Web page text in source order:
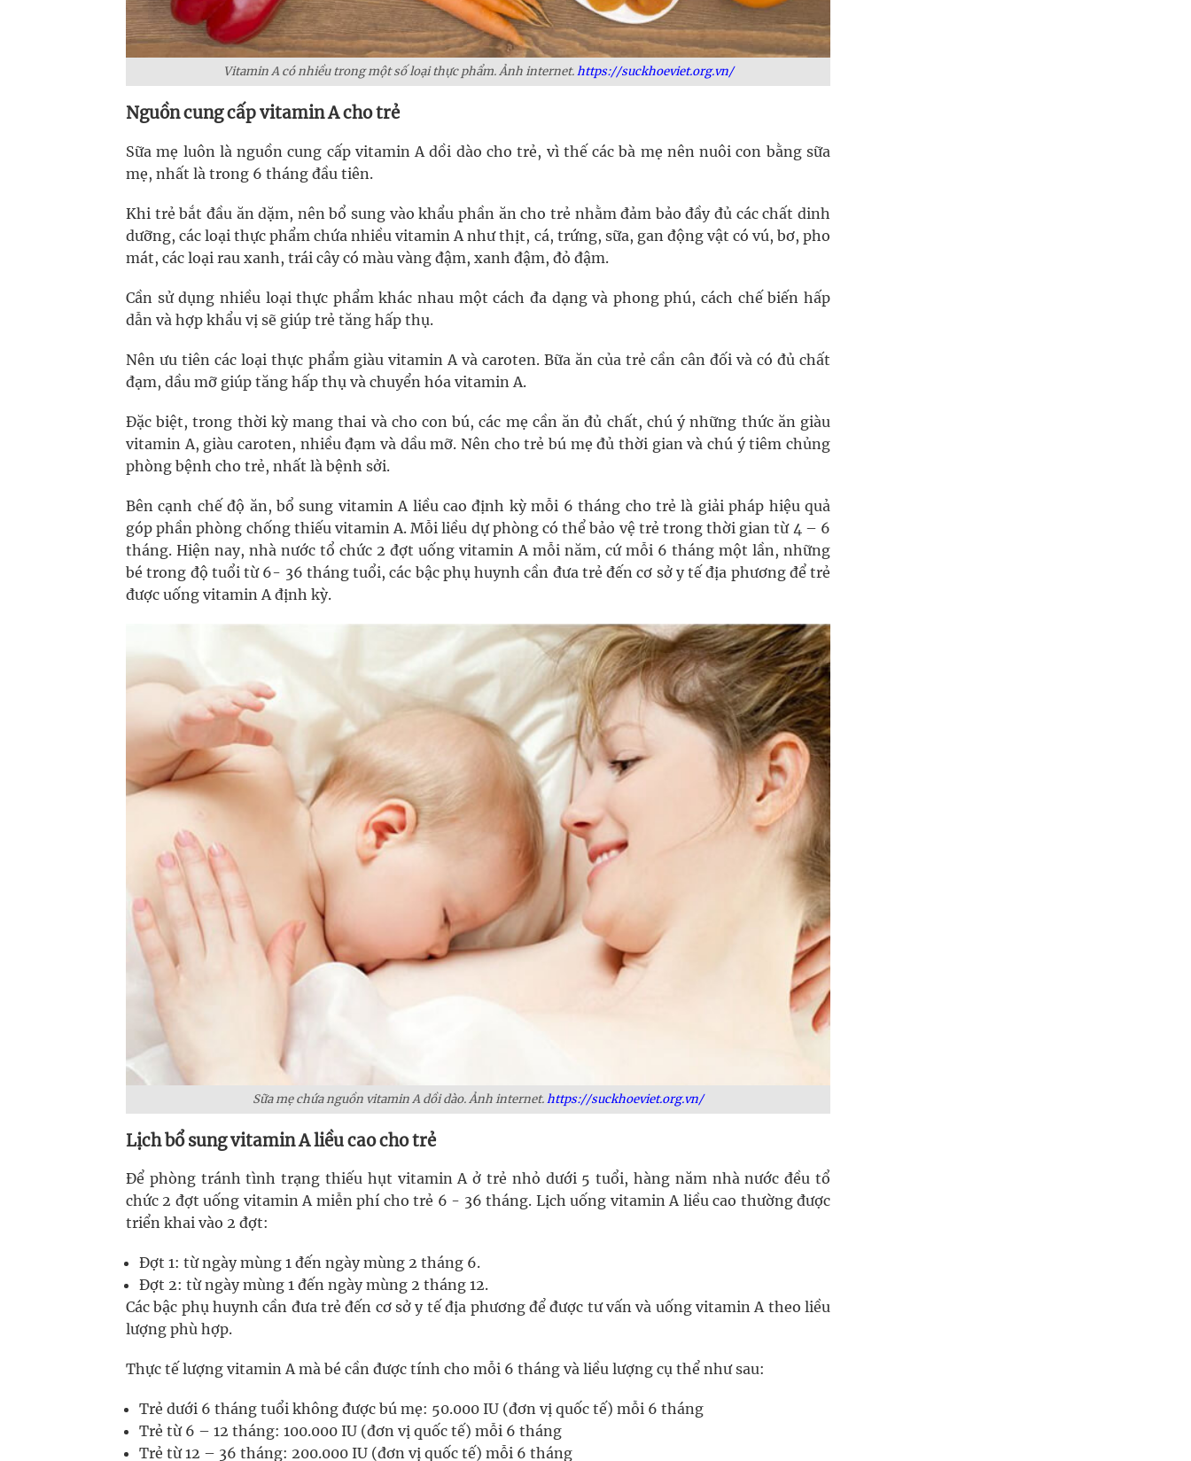
Vitamin A có nhiều trong một số loại thực phẩm. Ảnh internet.https://suckhoeviet.org.vn/
Nguồn cung cấp vitamin A cho trẻ
Sữa mẹ luôn là nguồn cung cấp vitamin A dồi dào cho trẻ, vì thế các bà mẹ nên nuôi con bằng sữa
mẹ, nhất là trong 6 tháng đầu tiên.
Khi trẻ bắt đầu ăn dặm, nên bổ sung vào khẩu phần ăn cho trẻ nhằm đảm bảo đầy đủ các chất dinh
dưỡng, các loại thực phẩm chứa nhiều vitamin A như thịt, cá, trứng, sữa, gan động vật có vú, bơ, pho
mát, các loại rau xanh, trái cây có màu vàng đậm, xanh đậm, đỏ đậm.
Cần sử dụng nhiều loại thực phẩm khác nhau một cách đa dạng và phong phú, cách chế biến hấp
dẫn và hợp khẩu vị sẽ giúp trẻ tăng hấp thụ.
Nên ưu tiên các loại thực phẩm giàu vitamin A và caroten. Bữa ăn của trẻ cần cân đối và có đủ chất
đạm, dầu mỡ giúp tăng hấp thụ và chuyển hóa vitamin A.
Đặc biệt, trong thời kỳ mang thai và cho con bú, các mẹ cần ăn đủ chất, chú ý những thức ăn giàu
vitamin A, giàu caroten, nhiều đạm và dầu mỡ. Nên cho trẻ bú mẹ đủ thời gian và chú ý tiêm chủng
phòng bệnh cho trẻ, nhất là bệnh sởi.
Bên cạnh chế độ ăn, bổ sung vitamin A liều cao định kỳ mỗi 6 tháng cho trẻ là giải pháp hiệu quả
góp phần phòng chống thiếu vitamin A. Mỗi liều dự phòng có thể bảo vệ trẻ trong thời gian từ 4 – 6
tháng. Hiện nay, nhà nước tổ chức 2 đợt uống vitamin A mỗi năm, cứ mỗi 6 tháng một lần, những
bé trong độ tuổi từ 6- 36 tháng tuổi, các bậc phụ huynh cần đưa trẻ đến cơ sở y tế địa phương để trẻ
được uống vitamin A định kỳ.
Sữa mẹ chứa nguồn vitamin A dồi dào. Ảnh internet.https://suckhoeviet.org.vn/
Lịch bổ sung vitamin A liều cao cho trẻ
Để phòng tránh tình trạng thiếu hụt vitamin A ở trẻ nhỏ dưới 5 tuổi, hàng năm nhà nước đều tổ
chức 2 đợt uống vitamin A miễn phí cho trẻ 6 - 36 tháng. Lịch uống vitamin A liều cao thường được
triển khai vào 2 đợt:
Đợt 1: từ ngày mùng 1 đến ngày mùng 2 tháng 6.
Đợt 2: từ ngày mùng 1 đến ngày mùng 2 tháng 12.
Các bậc phụ huynh cần đưa trẻ đến cơ sở y tế địa phương để được tư vấn và uống vitamin A theo liều
lượng phù hợp.
Thực tế lượng vitamin A mà bé cần được tính cho mỗi 6 tháng và liều lượng cụ thể như sau:
Trẻ dưới 6 tháng tuổi không được bú mẹ: 50.000 IU (đơn vị quốc tế) mỗi 6 tháng
Trẻ từ 6 – 12 tháng: 100.000 IU (đơn vị quốc tế) mỗi 6 tháng
Trẻ từ 12 – 36 tháng: 200.000 IU (đơn vị quốc tế) mỗi 6 tháng